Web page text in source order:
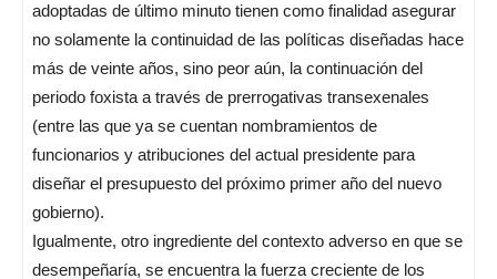
adoptadas de último minuto tienen como finalidad asegurar
no solamente la continuidad de las políticas diseñadas hace
más de veinte años, sino peor aún, la continuación del
periodo foxista a través de prerrogativas transexenales
(entre las que ya se cuentan nombramientos de
funcionarios y atribuciones del actual presidente para
diseñar el presupuesto del próximo primer año del nuevo
gobierno).
Igualmente, otro ingrediente del contexto adverso en que se
desempeñaría, se encuentra la fuerza creciente de los